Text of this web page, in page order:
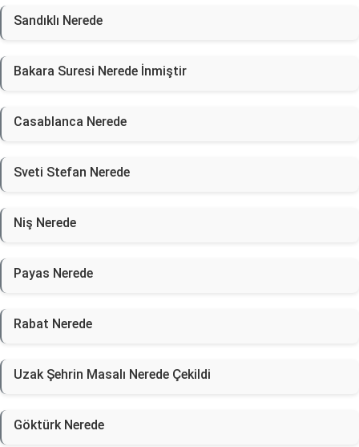
Sandıklı Nerede
Bakara Suresi Nerede İnmiştir
Casablanca Nerede
Sveti Stefan Nerede
Niş Nerede
Payas Nerede
Rabat Nerede
Uzak Şehrin Masalı Nerede Çekildi
Göktürk Nerede